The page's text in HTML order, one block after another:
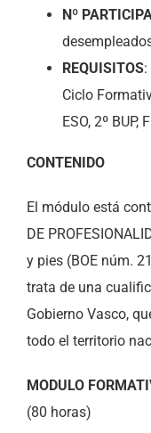
Nº
REQUISITOS
Ciclo
ESO, 2º
CONTENIDO
El módulo está
DE
y pies (BOE núm.
trata de una
Gobierno Vasco,
todo el territorio
MODULO
(80 horas)